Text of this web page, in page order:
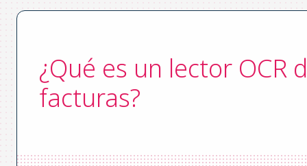
¿Qué es un lector OCR
facturas?